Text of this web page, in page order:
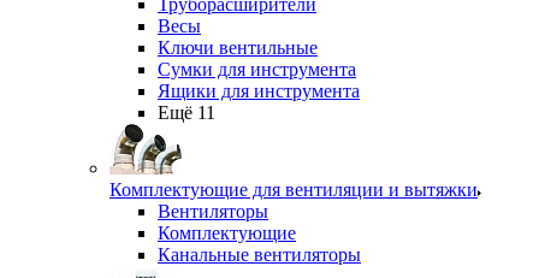
Труборасширители
Весы
Ключи вентильные
Сумки для инструмента
Ящики для инструмента
Ещё 11
Комплектующие для вентиляции и вытяжки
Вентиляторы
Комплектующие
Канальные вентиляторы